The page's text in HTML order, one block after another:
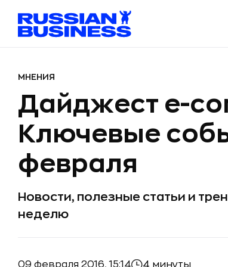
МНЕНИЯ
Дайджест e-
Ключевые
февраля
Новости, полезные статьи и
неделю
09 февраля 2016, 15:14 4 минуты